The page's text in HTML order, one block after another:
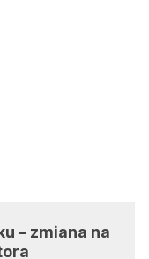
– zmiana na